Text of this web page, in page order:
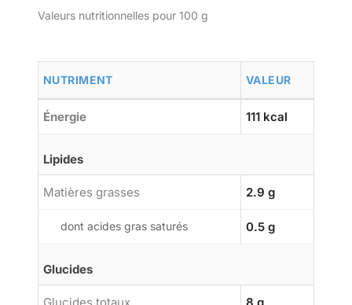
Valeurs nutritionnelles pour 100 g
NUTRIMENT VALEUR
Énergie 111 kcal
Lipides
Matières grasses 2.9 g
dont acides gras saturés 0.5 g
Glucides